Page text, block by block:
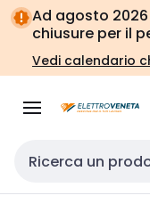
Vai alla
navigazione
Vai
alla
pagina
Ad agosto
chiusure per il
Vedi calendario
Cerca input